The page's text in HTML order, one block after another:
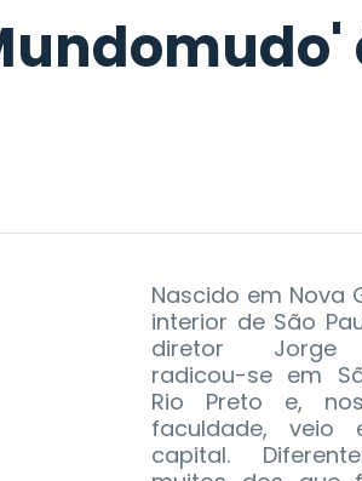
Nascido em Nova
interior de São
diretor Jorge
radicou-se em
Rio Preto e,
faculdade, veio
capital.